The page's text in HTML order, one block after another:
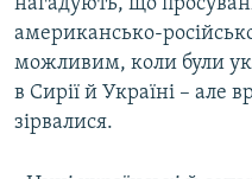
нагадують, що
американсько-
можливим, коли були
в Сирії й Україні – але
зірвалися.